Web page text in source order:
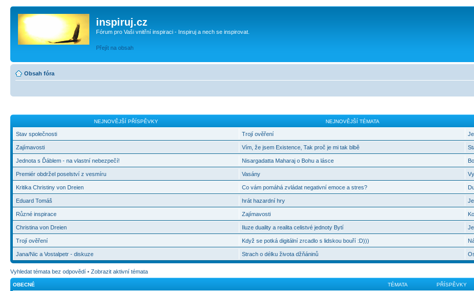
inspiruj.cz
Fórum pro Vaši vnitřní inspiraci - Inspiruj a nech se inspirovat.
Přejít na obsah
Obsah fóra
NEJNOVĚJŠÍ PŘÍSPĚVKY NEJNOVĚJŠÍ TÉMATA
Stav společnosti
Zajímavosti
Jednota s Ďáblem - na vlastní nebezpečí!
Premiér obdržel poselství z vesmíru
Kritika Christiny von Dreien
Eduard Tomáš
Různé inspirace
Christina von Dreien
Trojí ověření
Jana/Nic a Vostalpetr - diskuze
Trojí ověření
Vím, že jsem Existence, Tak proč je mi tak blbě
Nisargadatta Maharaj o Bohu a lásce
Vasány
Co vám pomáhá zvládat negativní emoce a stres?
hrát hazardní hry
Zajímavosti
Iluze duality a realita celistvé jednoty Bytí
Když se potká digitální zrcadlo s lidskou bouří :D)))
Strach o délku života džňáninů
Vyhledat témata bez odpovědí • Zobrazit aktivní témata
OBECNÉ TÉMATA PŘÍSPĚVKY